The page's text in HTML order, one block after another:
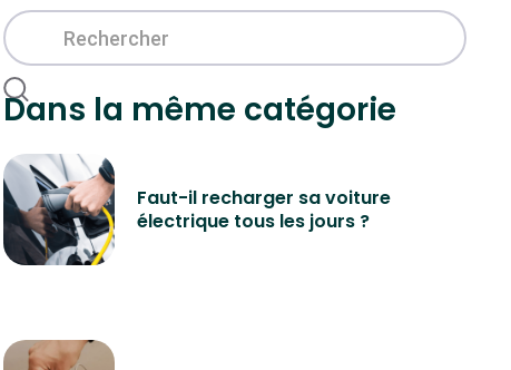
Dans la même catégorie
Faut-il recharger sa voiture
électrique tous les jours ?